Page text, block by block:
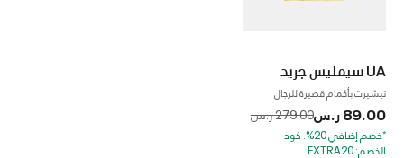
UA سيمليس جريد
تيشيرت بأكمام قصيرة للرجال
89.00 ر.س Price reduced from
279.00 ر.س to
*خصم إضافي 20%. كود
الخصم: EXTRA20